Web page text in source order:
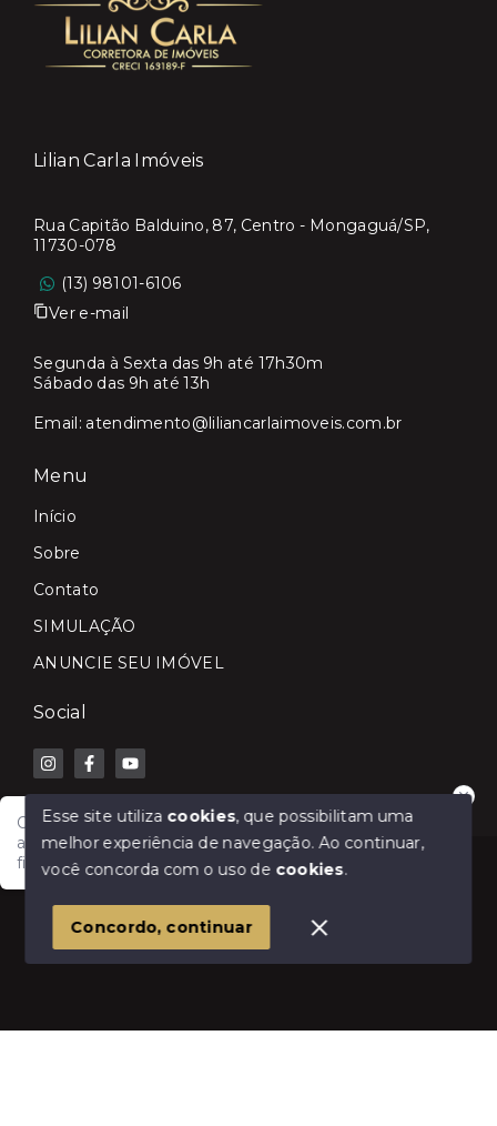
Olá! Fale com a Lilian Carla Imóveis e receba
atendimento rápido para comprar, vender, alugar ou
financiar seu imóvel.
Lilian Carla Imóveis
Rua Capitão Balduino, 87, Centro - Mongaguá/SP,
11730-078
(13) 98101-6106
Ver e-mail
Segunda à Sexta das 9h até 17h30m
Sábado das 9h até 13h
Email: atendimento@liliancarlaimoveis.com.br
Menu
Início
Sobre
Contato
SIMULAÇÃO
ANUNCIE SEU IMÓVEL
Social
© Copyright 2026 - Lilian Carla Imóveis - Todos os
SITE PARA IMOBILIARIA
Esse site utiliza cookies, que possibilitam uma
melhor experiência de navegação.Ao continuar,
você concorda com o uso de cookies.
Concordo, continuar